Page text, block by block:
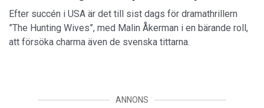
Efter succén i USA är det till sist dags för dramathrillern
”The Hunting Wives”, med Malin Åkerman i en bärande roll,
att försöka charma även de svenska tittarna.
ANNONS